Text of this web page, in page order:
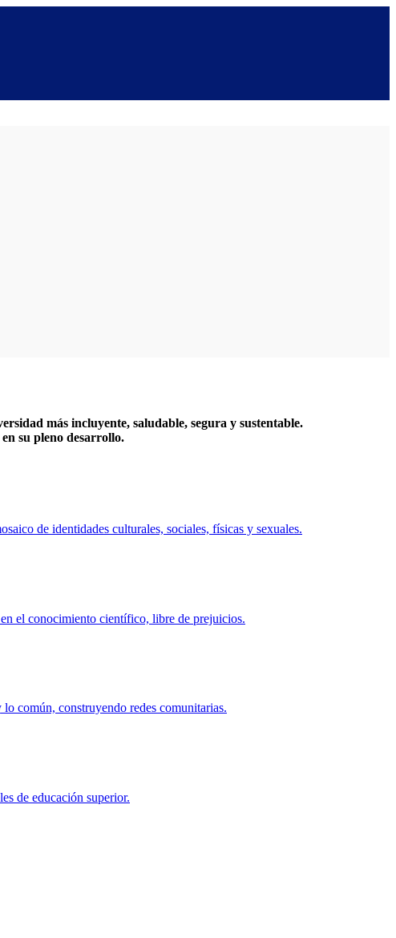
más incluyente, saludable, segura y sustentable.
su pleno desarrollo.
de identidades culturales, sociales, físicas y sexuales.
el conocimiento científico, libre de prejuicios.
común, construyendo redes comunitarias.
de educación superior.